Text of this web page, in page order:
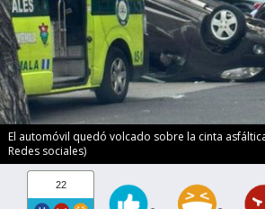
El automóvil quedó volcado sobre la cinta
Redes sociales)
22